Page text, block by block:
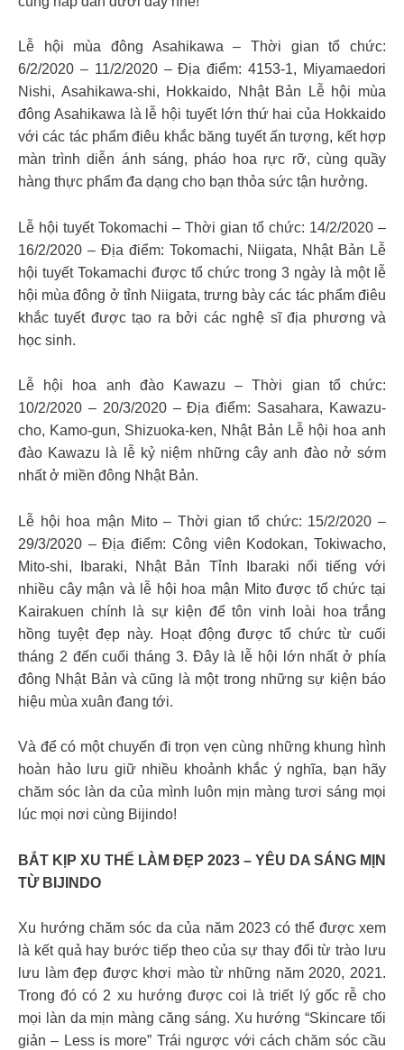
Lễ hội mùa đông Asahikawa – Thời gian tổ chức:
6/2/2020 – 11/2/2020 – Địa điểm: 4153-1, Miyamaedori
Nishi, Asahikawa-shi, Hokkaido, Nhật Bản Lễ hội mùa
đông Asahikawa là lễ hội tuyết lớn thứ hai của Hokkaido
với các tác phẩm điêu khắc băng tuyết ấn tượng, kết hợp
màn trình diễn ánh sáng, pháo hoa rực rỡ, cùng quầy
hàng thực phẩm đa dạng cho bạn thỏa sức tận hưởng.
Lễ hội tuyết Tokomachi – Thời gian tổ chức: 14/2/2020 –
16/2/2020 – Địa điểm: Tokomachi, Niigata, Nhật Bản Lễ
hội tuyết Tokamachi được tổ chức trong 3 ngày là một lễ
hội mùa đông ở tỉnh Niigata, trưng bày các tác phẩm điêu
khắc tuyết được tạo ra bởi các nghệ sĩ địa phương và
học sinh.
Lễ hội hoa anh đào Kawazu – Thời gian tổ chức:
10/2/2020 – 20/3/2020 – Địa điểm: Sasahara, Kawazu-
cho, Kamo-gun, Shizuoka-ken, Nhật Bản Lễ hội hoa anh
đào Kawazu là lễ kỷ niệm những cây anh đào nở sớm
nhất ở miền đông Nhật Bản.
Lễ hội hoa mận Mito – Thời gian tổ chức: 15/2/2020 –
29/3/2020 – Địa điểm: Công viên Kodokan, Tokiwacho,
Mito-shi, Ibaraki, Nhật Bản Tỉnh Ibaraki nổi tiếng với
nhiều cây mận và lễ hội hoa mận Mito được tổ chức tại
Kairakuen chính là sự kiện để tôn vinh loài hoa trắng
hồng tuyệt đẹp này. Hoạt động được tổ chức từ cuối
tháng 2 đến cuối tháng 3. Đây là lễ hội lớn nhất ở phía
đông Nhật Bản và cũng là một trong những sự kiện báo
hiệu mùa xuân đang tới.
Và để có một chuyến đi trọn vẹn cùng những khung hình
hoàn hảo lưu giữ nhiều khoảnh khắc ý nghĩa, bạn hãy
chăm sóc làn da của mình luôn mịn màng tươi sáng mọi
lúc mọi nơi cùng Bijindo!
BẮT KỊP XU THẾ LÀM ĐẸP 2023 – YÊU DA SÁNG MỊN
TỪ BIJINDO
Xu hướng chăm sóc da của năm 2023 có thể được xem
là kết quả hay bước tiếp theo của sự thay đổi từ trào lưu
lưu làm đẹp được khơi mào từ những năm 2020, 2021.
Trong đó có 2 xu hướng được coi là triết lý gốc rễ cho
mọi làn da mịn màng căng sáng. Xu hướng “Skincare tối
giản – Less is more” Trái ngược với cách chăm sóc cầu